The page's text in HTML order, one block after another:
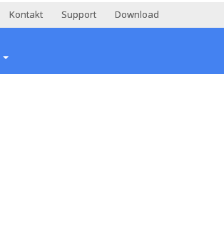
Kontakt Support Download